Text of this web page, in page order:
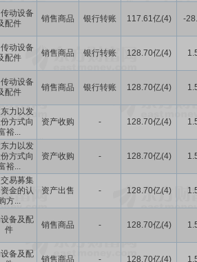
动设备
配件
销售商品 银行转账 117.61亿(4) -
动设备
配件
销售商品 银行转账 128.70亿(4)
动设备
配件
销售商品 银行转账 128.70亿(4)
力以发
方式向
裕...
资产收购 - 128.70亿(4)
力以发
方式向
裕...
资产收购 - 128.70亿(4)
易募集
金的认
方...
资产出售 - 128.70亿(4)
备及配
件
销售商品 - 128.70亿(4)
备及配
销售商品 - 128.70亿(4)